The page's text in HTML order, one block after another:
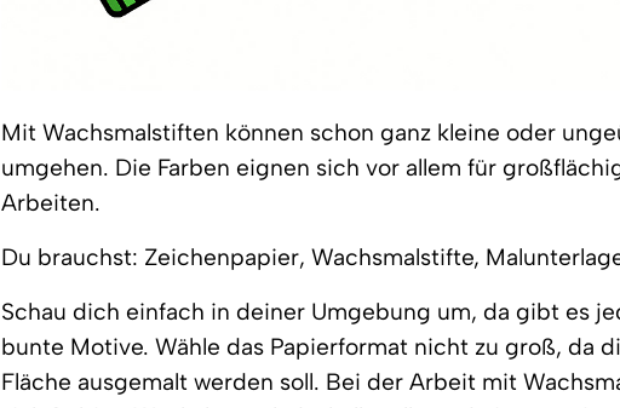
Mit Wachsmalstiften können schon ganz kleine oder
umgehen. Die Farben eignen sich vor allem für
Arbeiten.
Du brauchst: Zeichenpapier, Wachsmalstifte,
Schau dich einfach in deiner Umgebung um, da gibt es
bunte Motive. Wähle das Papierformat nicht zu groß, da
Fläche ausgemalt werden soll. Bei der Arbeit mit